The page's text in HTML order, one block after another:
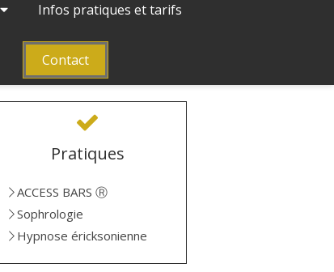
Infos pratiques et tarifs
Contact
Pratiques
ACCESS BARS Ⓡ
Sophrologie
Hypnose éricksonienne